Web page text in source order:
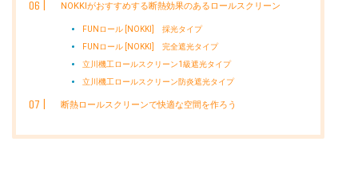
NOKKIがおすすめする断熱効果のあるロールスクリーン
FUNロール [NOKKI] 採光タイプ
FUNロール [NOKKI] 完全遮光タイプ
立川機工ロールスクリーン1級遮光タイプ
立川機工ロールスクリーン防炎遮光タイプ
断熱ロールスクリーンで快適な空間を作ろう